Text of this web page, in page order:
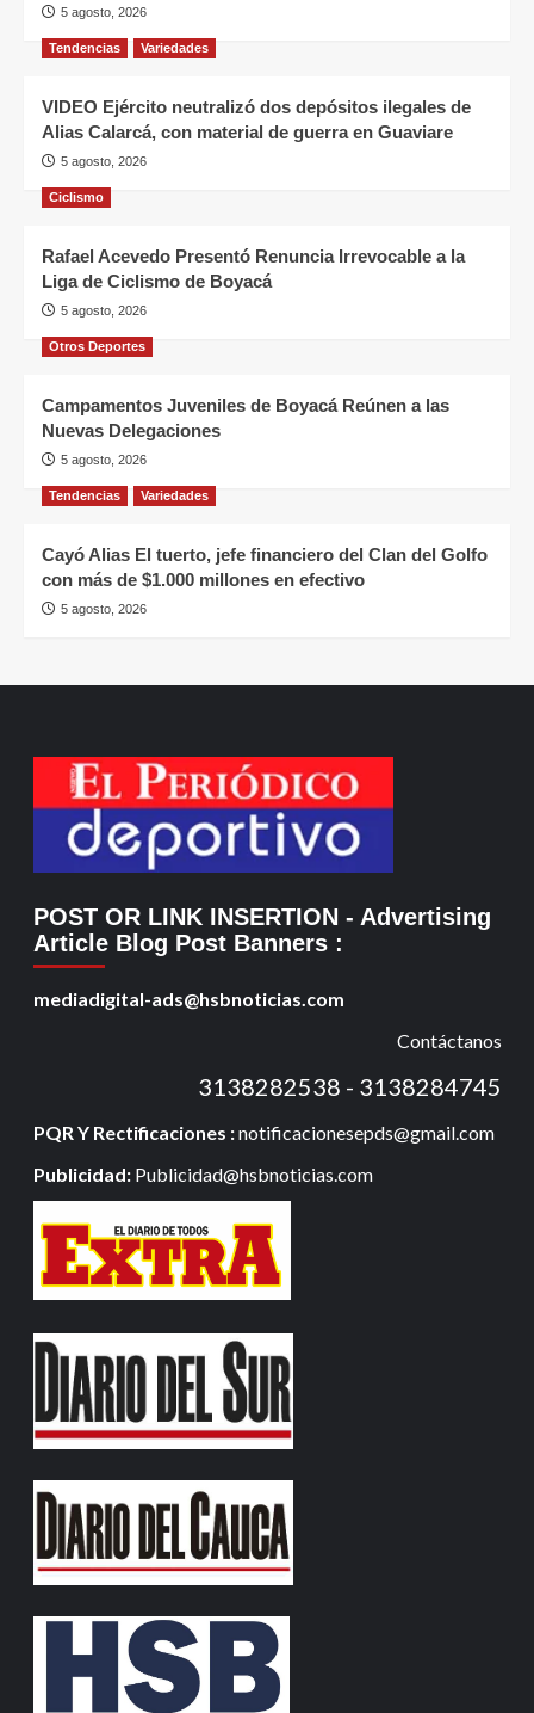
5 agosto, 2026
Tendencias Variedades
VIDEO Ejército neutralizó dos depósitos ilegales de
Alias Calarcá, con material de guerra en Guaviare
5 agosto, 2026
Ciclismo
Rafael Acevedo Presentó Renuncia Irrevocable a la
Liga de Ciclismo de Boyacá
5 agosto, 2026
Otros Deportes
Campamentos Juveniles de Boyacá Reúnen a las
Nuevas Delegaciones
5 agosto, 2026
Tendencias Variedades
Cayó Alias El tuerto, jefe financiero del Clan del Golfo
con más de $1.000 millones en efectivo
5 agosto, 2026
POST OR LINK INSERTION - Advertising
Article Blog Post Banners :
mediadigital-ads@hsbnoticias.com
Contáctanos
3138282538 - 3138284745
PQR Y Rectificaciones :notificacionesepds@gmail.com
Publicidad: Publicidad@hsbnoticias.com